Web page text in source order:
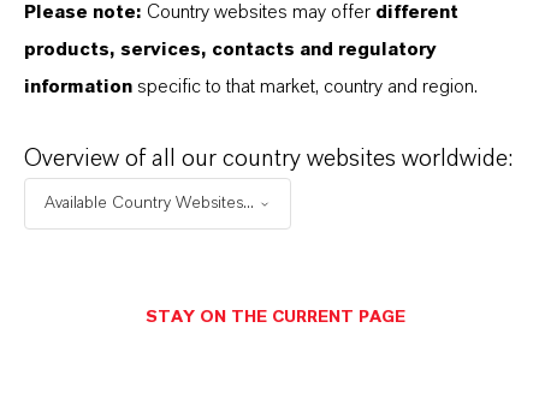
Please note: Country websites may offer different
products, services, contacts and regulatory
information specific to that market, country and region.
Overview of all our country websites worldwide:
Available Country Websites...
STAY ON THE CURRENT PAGE